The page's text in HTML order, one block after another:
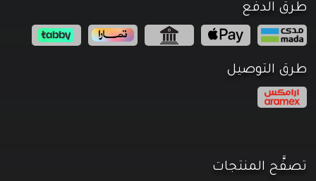
طرق الدفع
طرق التوصيل
تصفَّح المنتجات